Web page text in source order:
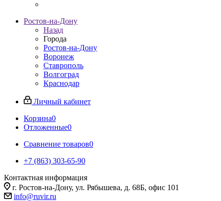
Ростов-на-Дону
Назад
Города
Ростов-на-Дону
Воронеж
Ставрополь
Волгоград
Краснодар
Личный кабинет
Корзина0
Отложенные0
Сравнение товаров0
+7 (863) 303-65-90
Контактная информация
г. Ростов-на-Дону, ул. Рябышева, д. 68Б, офис 101
info@ruvir.ru